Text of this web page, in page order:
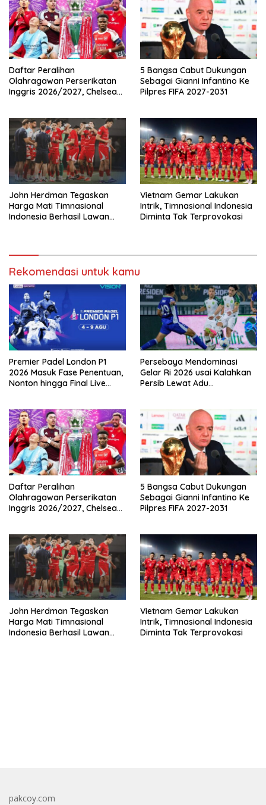
Daftar Peralihan
Olahragawan Perserikatan
Inggris 2026/2027, Chelsea
5 Bangsa Cabut Dukungan
Sebagai Gianni Infantino Ke
Pilpres FIFA 2027-2031
John Herdman Tegaskan
Harga Mati Timnasional
Indonesia Berhasil Lawan
Vietnam Gemar Lakukan
Intrik, Timnasional Indonesia
Diminta Tak Terprovokasi
Rekomendasi untuk kamu
Premier Padel London P1
2026 Masuk Fase Penentuan,
Nonton hingga Final Live
Persebaya Mendominasi
Gelar Ri 2026 usai Kalahkan
Persib Lewat Adu
Daftar Peralihan
Olahragawan Perserikatan
Inggris 2026/2027, Chelsea
5 Bangsa Cabut Dukungan
Sebagai Gianni Infantino Ke
Pilpres FIFA 2027-2031
John Herdman Tegaskan
Harga Mati Timnasional
Indonesia Berhasil Lawan
Vietnam Gemar Lakukan
Intrik, Timnasional Indonesia
Diminta Tak Terprovokasi
pakcoy.com